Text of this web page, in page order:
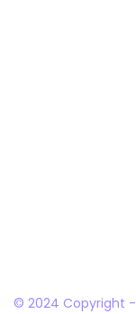
© 2024 Copyright -